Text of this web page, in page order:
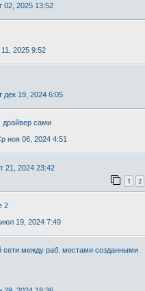
02, 2025 13:52
2025 9:52
дек 19, 2024 6:05
драйвер сами
ноя 06, 2024 4:51
21, 2024 23:42
1 2
2
19, 2024 7:49
сети между раб. местами созданными